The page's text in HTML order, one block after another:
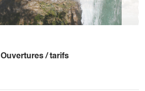
Ouvertures / tarifs